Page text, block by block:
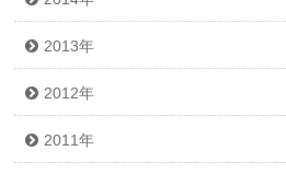
2013年
2012年
2011年